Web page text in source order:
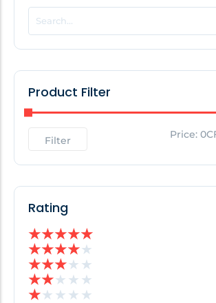
POPULAR THIS WEEK
No Posts Found!
No Posts Found!
Product Filter
Filter Price:
Rating
★★★★★
★★★★★
★★★★ ★
★★★ ★ ★
★★ ★ ★ ★